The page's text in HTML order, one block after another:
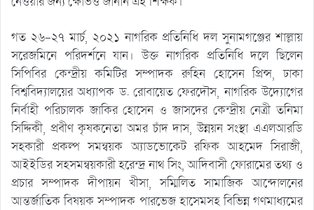
গত ২৬-২৭ মার্চ, ২০২১ নাগরিক প্রতিনিধি দল সুনামগঞ্জের শাল্লায়
সরেজমিনে পরিদর্শনে যান। উক্ত নাগরিক প্রতিনিধি দলে ছিলেন
সিপিবির কেন্দ্রীয় কমিটির সম্পাদক রুহিন হোসেন প্রিন্স, ঢাকা
বিশ্ববিদ্যালয়ের অধ্যাপক ড. রোবায়েত ফেরদৌস, নাগরিক উদ্যোগের
নির্বাহী পরিচালক জাকির হোসেন ও জাসদের কেন্দ্রীয় নেত্রী তনিমা
সিদ্দিকী, প্রবীণ কৃষকনেতা অমর চাঁদ দাস, উন্নয়ন সংস্থা এএলআরডি
সহকারী প্রকল্প সমন্বয়ক অ্যাডভোকেট রফিক আহমেদ সিরাজী,
আইইডির সহসমন্বয়কারী হরেন্দ্র নাথ সিং, আদিবাসী ফোরামের তথ্য ও
প্রচার সম্পাদক দীপায়ন খীসা, সম্মিলিত সামাজিক আন্দোলনের
আন্তর্জাতিক বিষয়ক সম্পাদক পারভেজ হাসেমসহ বিভিন্ন গণমাধ্যমের